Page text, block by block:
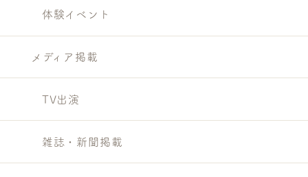
体験イベント
メディア掲載
TV出演
雑誌・新聞掲載